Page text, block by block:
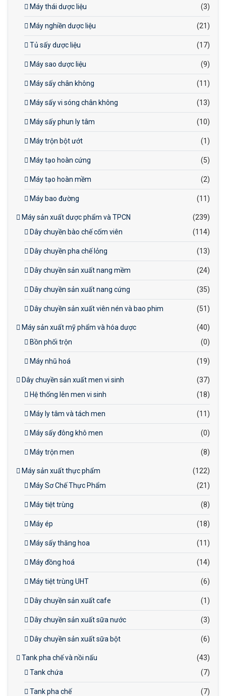
Máy thái dược liệu (3)
Máy nghiền dược liệu (21)
Tủ sấy dược liệu (17)
Máy sao dược liệu (9)
Máy sấy chân không (11)
Máy sấy vi sóng chân không (13)
Máy sấy phun ly tâm (10)
Máy trộn bột ướt (1)
Máy tạo hoàn cứng (5)
Máy tạo hoàn mềm (2)
Máy bao đường (11)
Máy sản xuất dược phẩm và TPCN
(239)
Dây chuyền bào chế cốm viên
(114)
Dây chuyền pha chế lỏng (13)
Dây chuyền sản xuất nang mềm (24)
Dây chuyền sản xuất nang cứng (35)
Dây chuyền sản xuất viên nén và bao phim (51)
Máy sản xuất mỹ phẩm và hóa dược
(40)
Bồn phối trộn
(0)
Máy nhũ hoá (19)
Dây chuyền sản xuất men vi sinh
(37)
Hệ thống lên men vi sinh
(18)
Máy ly tâm và tách men (11)
Máy sấy đông khô men (0)
Máy trộn men (8)
Máy sản xuất thực phẩm
(122)
Máy Sơ Chế Thực Phẩm
(21)
Máy tiệt trùng (8)
Máy ép (18)
Máy sấy thăng hoa (11)
Máy đồng hoá (14)
Máy tiệt trùng UHT (6)
Dây chuyền sản xuất cafe (1)
Dây chuyền sản xuất sữa nước (3)
Dây chuyền sản xuất sữa bột (6)
Tank pha chế và nồi nấu
(43)
Tank chứa
(7)
Tank pha chế (7)